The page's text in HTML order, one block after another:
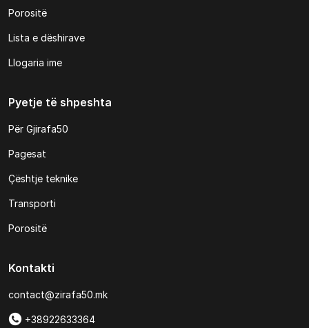
Porositë
Lista e dëshirave
Llogaria ime
Pyetje të shpeshta
Për Gjirafa50
Pagesat
Çështje teknike
Transporti
Porositë
Kontakti
contact@zirafa50.mk
+38922633364